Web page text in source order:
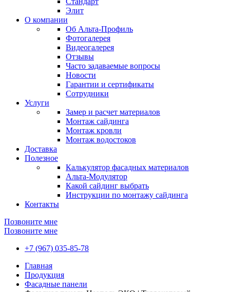
Элит
О компании
Об Альта-Профиль
Фотогалерея
Видеогалерея
Отзывы
Часто задаваемые вопросы
Новости
Гарантии и сертификаты
Сотрудники
Услуги
Замер и расчет материалов
Монтаж сайдинга
Монтаж кровли
Монтаж водостоков
Доставка
Полезное
Калькулятор фасадных материалов
Альта-Модулятор
Какой сайдинг выбрать
Инструкции по монтажу сайдинга
Контакты
Позвоните мне
Позвоните мне
+7 (967) 035-85-78
Главная
Продукция
Фасадные панели